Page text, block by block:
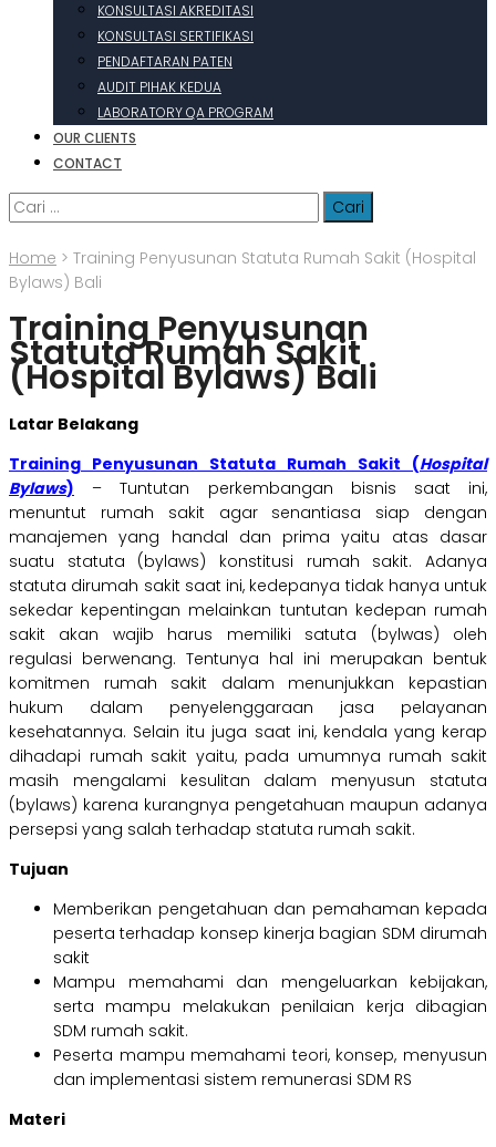
KONSULTASI AKREDITASI
KONSULTASI SERTIFIKASI
PENDAFTARAN PATEN
AUDIT PIHAK KEDUA
LABORATORY QA PROGRAM
OUR CLIENTS
CONTACT
Cari
untuk:
Home > Training Penyusunan Statuta Rumah Sakit (Hospital
Bylaws) Bali
Training Penyusunan
Statuta Rumah Sakit
(Hospital Bylaws) Bali
Latar Belakang
Training Penyusunan Statuta Rumah Sakit (Hospital
Bylaws) – Tuntutan perkembangan bisnis saat ini,
menuntut rumah sakit agar senantiasa siap dengan
manajemen yang handal dan prima yaitu atas dasar
suatu statuta (bylaws) konstitusi rumah sakit. Adanya
statuta dirumah sakit saat ini, kedepanya tidak hanya untuk
sekedar kepentingan melainkan tuntutan kedepan rumah
sakit akan wajib harus memiliki satuta (bylwas) oleh
regulasi berwenang. Tentunya hal ini merupakan bentuk
komitmen rumah sakit dalam menunjukkan kepastian
hukum dalam penyelenggaraan jasa pelayanan
kesehatannya. Selain itu juga saat ini, kendala yang kerap
dihadapi rumah sakit yaitu, pada umumnya rumah sakit
masih mengalami kesulitan dalam menyusun statuta
(bylaws) karena kurangnya pengetahuan maupun adanya
persepsi yang salah terhadap statuta rumah sakit.
Tujuan
Memberikan pengetahuan dan pemahaman kepada
peserta terhadap konsep kinerja bagian SDM dirumah
sakit
Mampu memahami dan mengeluarkan kebijakan,
serta mampu melakukan penilaian kerja dibagian
SDM rumah sakit.
Peserta mampu memahami teori, konsep, menyusun
dan implementasi sistem remunerasi SDM RS
Materi